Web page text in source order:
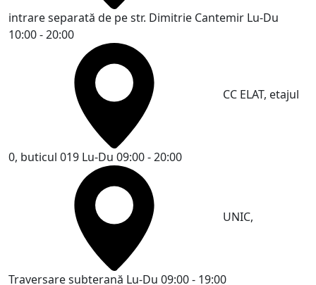
intrare separată de pe str. Dimitrie Cantemir Lu-Du
10:00 - 20:00
CC ELAT, etajul
0, buticul 019 Lu-Du 09:00 - 20:00
UNIC,
Traversare subterană Lu-Du 09:00 - 19:00